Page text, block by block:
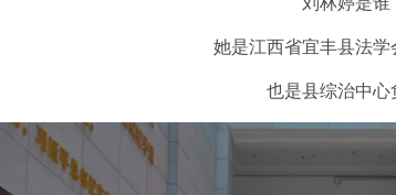
她是江西省宜丰县法学
也是县综治中心